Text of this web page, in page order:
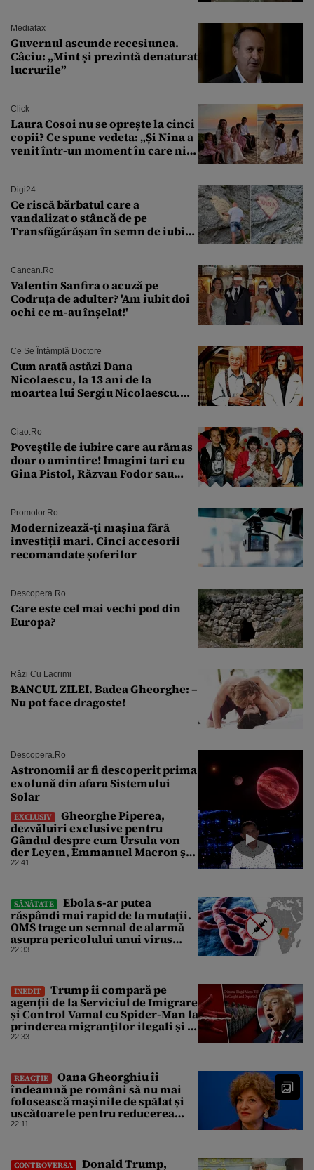
Mediafax
Guvernul ascunde recesiunea.
Câciu: „Mint și prezintă denaturat
lucrurile”
Click
Laura Cosoi nu se oprește la cinci
copii? Ce spune vedeta: „Și Nina a
venit într-un moment în care nici
Digi24
Ce riscă bărbatul care a
vandalizat o stâncă de pe
Transfăgărășan în semn de iubire
Cancan.ro
Valentin Sanfira o acuză pe
Codruța de adulter? 'Am iubit doi
ochi ce m-au înșelat!'
Ce Se Întâmplă Doctore
Cum arată astăzi Dana
Nicolaescu, la 13 ani de la
moartea lui Sergiu Nicolaescu.
Ciao.ro
Poveştile de iubire care au rămas
doar o amintire! Imagini tari cu
Gina Pistol, Răzvan Fodor sau
Promotor.ro
Modernizează-ți mașina fără
investiții mari. Cinci accesorii
recomandate șoferilor
Descopera.ro
Care este cel mai vechi pod din
Europa?
Râzi Cu Lacrimi
BANCUL ZILEI. Badea Gheorghe: –
Nu pot face dragoste!
Descopera.ro
Astronomii ar fi descoperit prima
exolună din afara Sistemului
Solar
EXCLUSIV
Gheorghe Piperea,
dezvăluiri exclusive pentru
Gândul despre cum Ursula von
der Leyen, Emmanuel Macron și
Zelenski plănuiesc pe Signal să îl
22:41
SĂNĂTATE
Ebola s-ar putea
răspândi mai rapid de la mutații.
OMS trage un semnal de alarmă
asupra pericolului unui virus
pentru care nu există vaccin
22:33
INEDIT
Trump îi compară pe
agenții de la Serviciul de Imigrare
și Control Vamal cu Spider-Man la
prinderea migranților ilegali și a
infractorilor
22:33
REACȚIE
Oana Gheorghiu îi
îndeamnă pe români să nu mai
folosească mașinile de spălat și
uscătoarele pentru reducerea
consumului de energie
22:11
CONTROVERSĂ
Donald Trump,